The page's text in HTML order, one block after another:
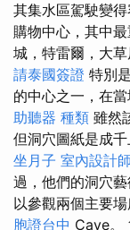
其集水區駕駛變
購物中心，其中
城，特雷爾，大
請泰國簽證 特別
的中心之一，在
助聽器 種類 雖然
但洞穴圖紙是成千
坐月子 室內設計師
過，他們的洞穴
以參觀兩個主要
胞證台中 Cave。